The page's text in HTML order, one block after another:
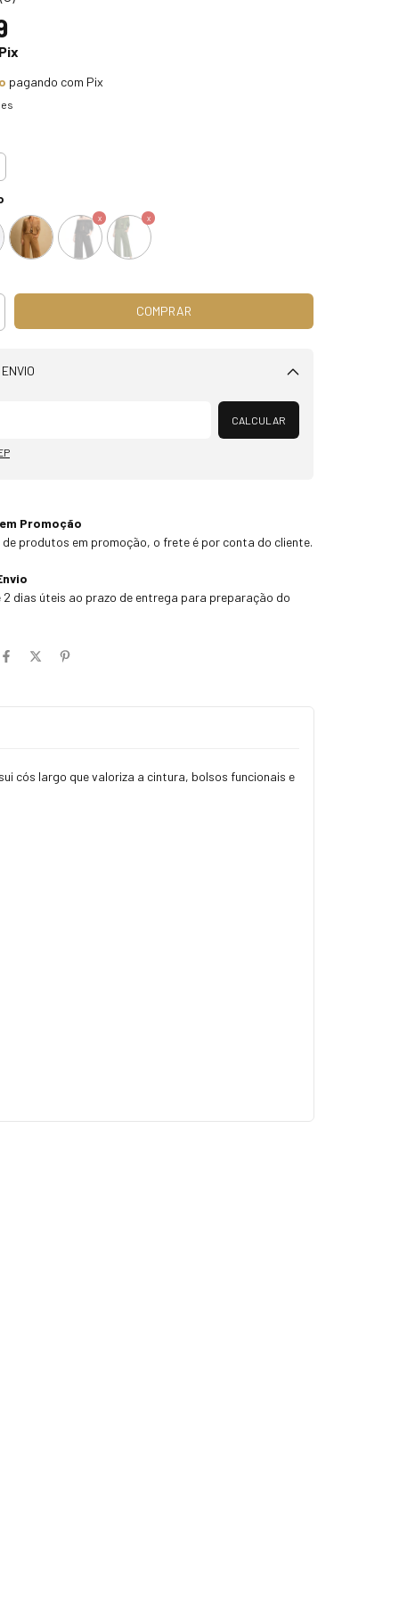
pagando com Pix
Alterar CEP
CALCULAR
Promoção
produtos em promoção, o frete é por conta do cliente.
2 dias úteis ao prazo de entrega para preparação do
cós largo que valoriza a cintura, bolsos funcionais e